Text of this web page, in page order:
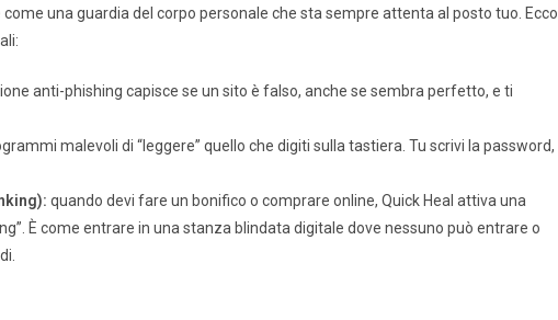
come una guardia del corpo personale che sta sempre attenta al posto tuo. Ecco
anti-phishing capisce se un sito è falso, anche se sembra perfetto, e ti
malevoli di “leggere” quello che digiti sulla tastiera. Tu scrivi la password,
quando devi fare un bonifico o comprare online, Quick Heal attiva una
È come entrare in una stanza blindata digitale dove nessuno può entrare o